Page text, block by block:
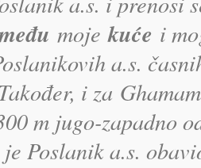
mojekuće i
a.s.
i za
m jugo-zapadno
Poslanik a.s.